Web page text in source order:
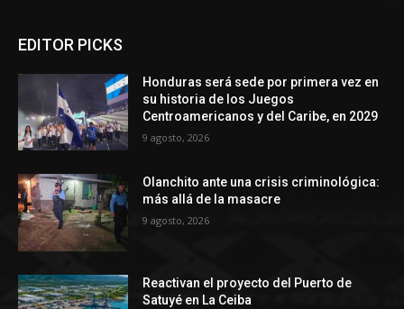
EDITOR PICKS
Honduras será sede por primera vez en
su historia de los Juegos
Centroamericanos y del Caribe, en 2029
9 agosto, 2026
Olanchito ante una crisis criminológica:
más allá de la masacre
9 agosto, 2026
Reactivan el proyecto del Puerto de
Satuyé en La Ceiba